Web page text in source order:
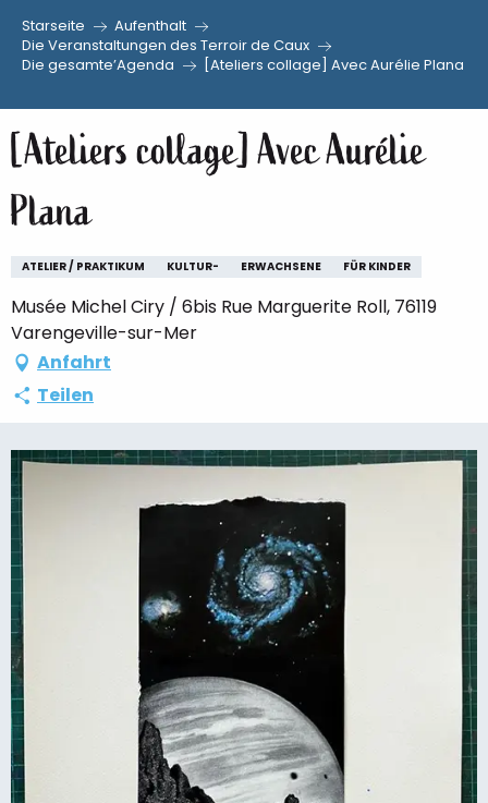
Aller
principal
Starseite
Aufenthalt
Die Veranstaltungen des Terroir de Caux
Die gesamte’Agenda
[Ateliers collage] Avec Aurélie Plana
[Ateliers collage] Avec Aurélie
Plana
ATELIER / PRAKTIKUM KULTUR- ERWACHSENE FÜR KINDER
Musée Michel Ciry / 6bis Rue Marguerite Roll, 76119
Varengeville-sur-Mer
Anfahrt
Teilen